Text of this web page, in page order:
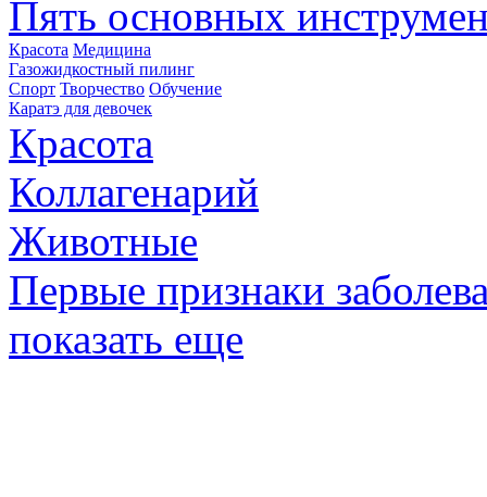
Пять основных
Красота Медицина
Газожидкостный пилинг
Спорт Творчество Обучение
Каратэ для девочек
Красота
Коллагенарий
Животные
Первые признаки
показать еще